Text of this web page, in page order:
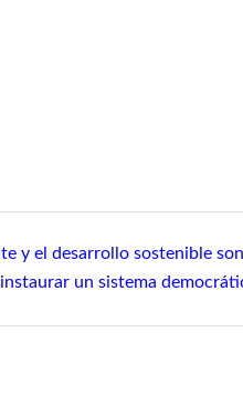
y el desarrollo sostenible
un sistema